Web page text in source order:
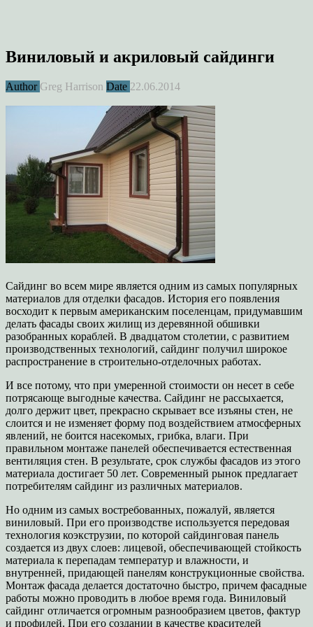
Виниловый и акриловый сайдинги
Author Greg Harrison Date 22.06.2014
Сайдинг во всем мире является одним из самых популярных
материалов для отделки фасадов. История его появления
восходит к первым американским поселенцам, придумавшим
делать фасады своих жилищ из деревянной обшивки
разобранных кораблей. В двадцатом столетии, с развитием
производственных технологий, сайдинг получил широкое
распространение в строительно-отделочных работах.
И все потому, что при умеренной стоимости он несет в себе
потрясающе выгодные качества. Сайдинг не рассыхается,
долго держит цвет, прекрасно скрывает все изъяны стен, не
слоится и не изменяет форму под воздействием атмосферных
явлений, не боится насекомых, грибка, влаги. При
правильном монтаже панелей обеспечивается естественная
вентиляция стен. В результате, срок службы фасадов из этого
материала достигает 50 лет. Современный рынок предлагает
потребителям сайдинг из различных материалов.
Но одним из самых востребованных, пожалуй, является
виниловый. При его производстве используется передовая
технология коэкструзии, по которой сайдинговая панель
создается из двух слоев: лицевой, обеспечивающей стойкость
материала к перепадам температур и влажности, и
внутренней, придающей панелям конструкционные свойства.
Монтаж фасада делается достаточно быстро, причем фасадные
работы можно проводить в любое время года. Виниловый
сайдинг отличается огромным разнообразием цветов, фактур
и профилей. При его создании в качестве красителей